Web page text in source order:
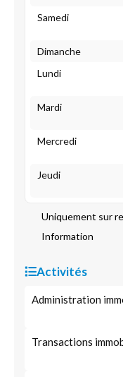
Samedi
Dimanche
Lundi
Mardi
Mercredi
Jeudi
Uniquement sur
Information
Activités
Administration
Transactions